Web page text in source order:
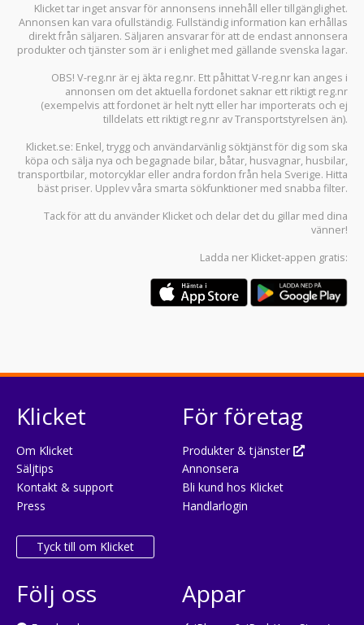
Klicket tar inget ansvar för annonsens innehåll eller tillgänglighet.
Annonsen kan vara ofullständig. Fullständig information kan erhållas
direkt från säljaren. Säljaren ansvarar för att de endast annonsera
produkter och tjänster som är i enlighet med gällande svenska lagar.
OBS! V-reg.nr är ej äkta reg.nr. Ett påhittat V-reg.nr kan anges i
annonsen om det aktuella fordonet saknar ett riktigt reg.nr
(exempelvis att fordonet är helt nytt eller har importerats och ej
tilldelats ett riktigt reg.nr av Transportstyrelsen än).
Klicket.se: Enkel, trygg och användarvänlig söktjänst för dig som ska
köpa och sälja nya och begagnade bilar, båtar, husvagnar, husbilar,
transportbilar, motorcyklar eller andra fordon från hela Sverige. Hitta
bäst priser. Upplev våra smarta sökfunktioner med snabba filter.
Tack för att du använder Klicket och delar det du gillar med dina
vänner!
Ladda ner Klicket-appen gratis:
Klicket
Om Klicket
Säljtips
Kontakt & support
Press
Tyck till om Klicket
För företag
Produkter & tjänster
Annonsera
Bli kund hos Klicket
Handlarlogin
Följ oss Appar